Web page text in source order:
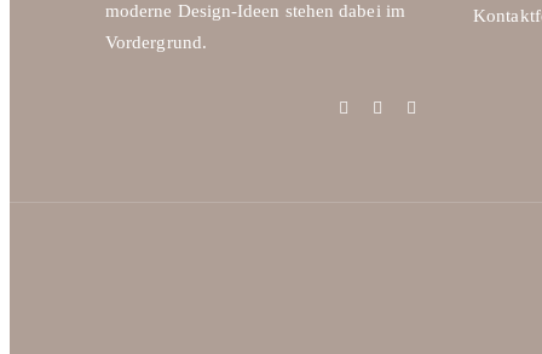
werden
moderne Design-Ideen stehen dabei im
Vordergrund.